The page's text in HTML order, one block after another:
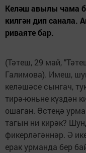
Келәш авылы чама
килгән дип санала.
риваяте бар.
(Тәтеш, 29 май,
Галимова). Имеш,
келәшәсе сынгач,
тирә-юньне күздән
ошаган. Өстеңә
тагын ни кирәк?
фикерләгәннәр. Ә
ерак урманда бер